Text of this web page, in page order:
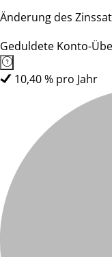
Änderung des
Geduldete Konto-
10,40 % pro Jahr